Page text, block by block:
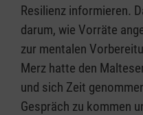
Resilienz informieren.
darum, wie Vorräte
zur mentalen
Merz hatte den
und sich Zeit
Gespräch zu kommen